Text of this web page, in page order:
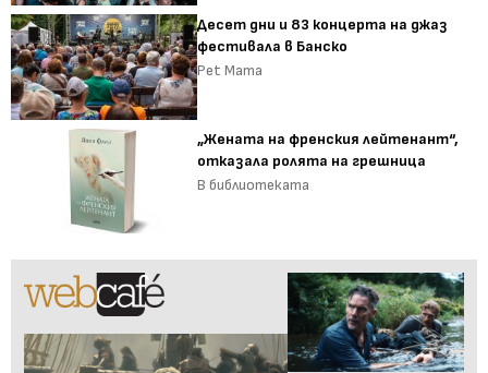
Десет дни и 83 концерта на джаз
фестивала в Банско
Pet Mama
„Жената на френския лейтенант“,
отказала ролята на грешница
В библиотеката